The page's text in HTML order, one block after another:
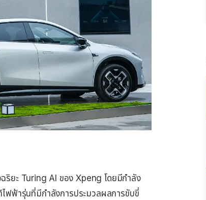
ยะ Turing AI ของ Xpeng โดยมีกำลัง
ฟฟ้ารุ่นที่มีกำลังการประมวลผลการขับขี่